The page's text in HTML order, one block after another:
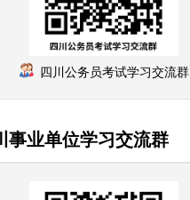
四川公务员考试学习交流群
事业单位学习交流群